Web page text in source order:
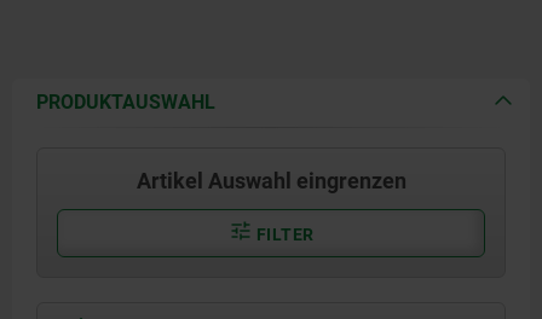
PRODUKTAUSWAHL
Artikel Auswahl eingrenzen
FILTER